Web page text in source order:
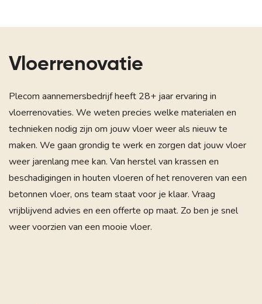
Vloerrenovatie
Plecom aannemersbedrijf heeft 28+ jaar ervaring in
vloerrenovaties. We weten precies welke materialen en
technieken nodig zijn om jouw vloer weer als nieuw te
maken. We gaan grondig te werk en zorgen dat jouw vloer
weer jarenlang mee kan. Van herstel van krassen en
beschadigingen in houten vloeren of het renoveren van een
betonnen vloer, ons team staat voor je klaar. Vraag
vrijblijvend advies en een offerte op maat. Zo ben je snel
weer voorzien van een mooie vloer.